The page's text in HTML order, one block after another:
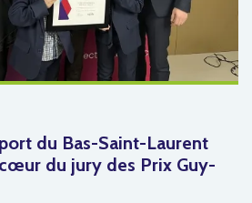
du Bas-Saint-Laurent
du jury des Prix Guy-